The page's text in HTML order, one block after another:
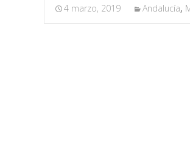
4 marzo, 2019 Andalucía,